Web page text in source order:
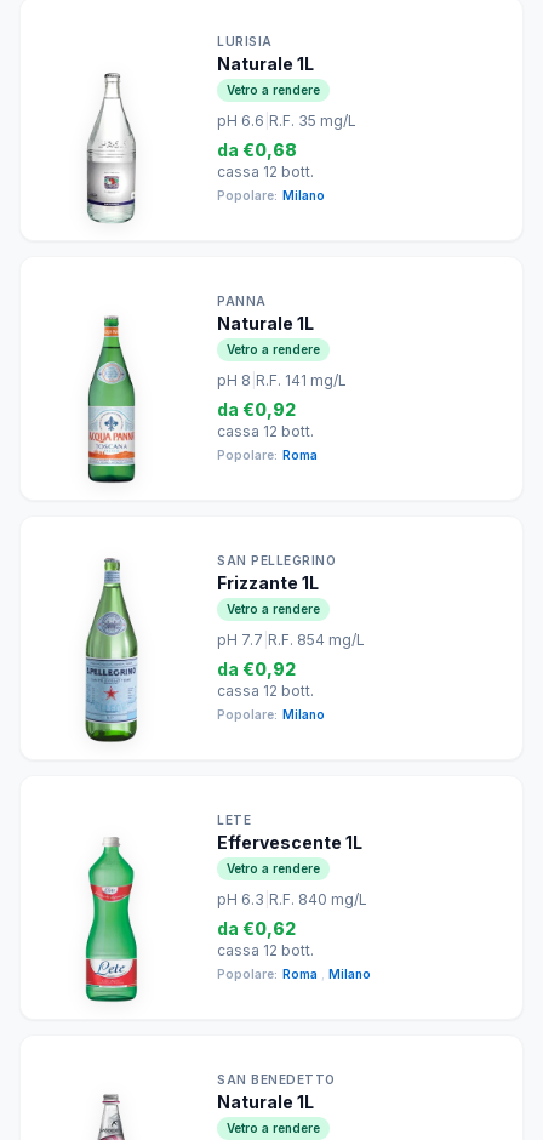
LURISIA
Naturale 1L
Vetro a rendere
pH 6.6 R.F. 35 mg/L
da €0,68
cassa 12 bott.
Popolare: Milano
PANNA
Naturale 1L
Vetro a rendere
pH 8 R.F. 141 mg/L
da €0,92
cassa 12 bott.
Popolare: Roma
SAN PELLEGRINO
Frizzante 1L
Vetro a rendere
pH 7.7 R.F. 854 mg/L
da €0,92
cassa 12 bott.
Popolare: Milano
LETE
Effervescente 1L
Vetro a rendere
pH 6.3 R.F. 840 mg/L
da €0,62
cassa 12 bott.
Popolare: Roma Milano
SAN BENEDETTO
Naturale 1L
Vetro a rendere